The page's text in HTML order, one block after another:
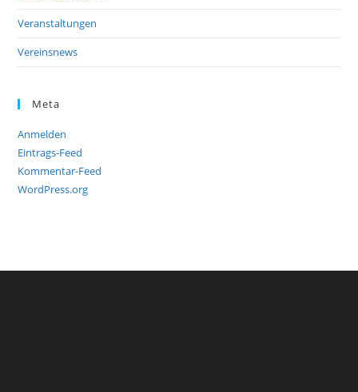
Veranstaltungen
Vereinsnews
Meta
Anmelden
Eintrags-Feed
Kommentar-Feed
WordPress.org